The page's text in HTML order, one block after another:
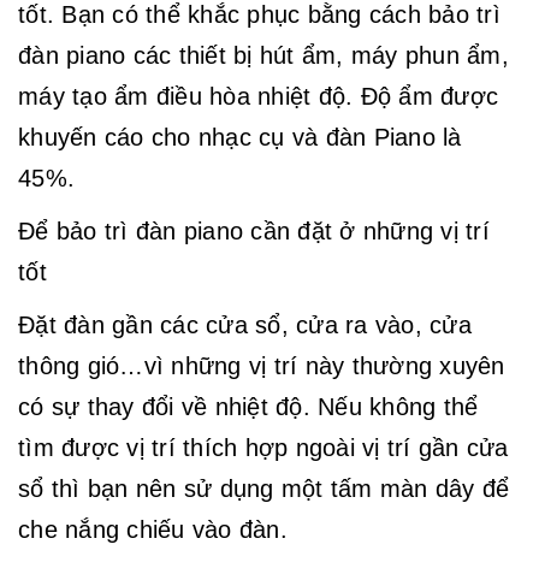
tốt. Bạn có thể khắc phục bằng cách bảo trì
đàn piano các thiết bị hút ẩm, máy phun ẩm,
máy tạo ẩm điều hòa nhiệt độ. Độ ẩm được
khuyến cáo cho nhạc cụ và đàn Piano là
45%.
Để bảo trì đàn piano cần đặt ở những vị trí
tốt
Đặt đàn gần các cửa sổ, cửa ra vào, cửa
thông gió…vì những vị trí này thường xuyên
có sự thay đổi về nhiệt độ. Nếu không thể
tìm được vị trí thích hợp ngoài vị trí gần cửa
sổ thì bạn nên sử dụng một tấm màn dây để
che nắng chiếu vào đàn.